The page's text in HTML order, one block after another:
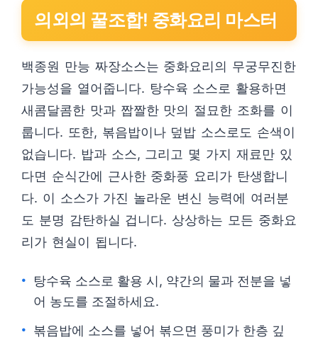
의외의 꿀조합! 중화요리 마스터
백종원 만능 짜장소스는 중화요리의 무궁무진한
가능성을 열어줍니다. 탕수육 소스로 활용하면
새콤달콤한 맛과 짭짤한 맛의 절묘한 조화를 이
룹니다. 또한, 볶음밥이나 덮밥 소스로도 손색이
없습니다. 밥과 소스, 그리고 몇 가지 재료만 있
다면 순식간에 근사한 중화풍 요리가 탄생합니
다. 이 소스가 가진 놀라운 변신 능력에 여러분
도 분명 감탄하실 겁니다. 상상하는 모든 중화요
리가 현실이 됩니다.
탕수육 소스로 활용 시, 약간의 물과 전분을 넣
어 농도를 조절하세요.
볶음밥에 소스를 넣어 볶으면 풍미가 한층 깊